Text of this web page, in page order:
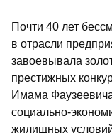
Почти 40 лет
в отрасли
завоевывала
престижных
Имама
социально-
жилищных